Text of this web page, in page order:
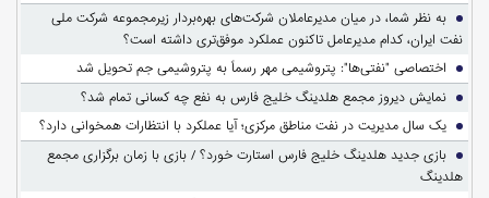
به نظر شما، در میان مدیرعاملان شرکت‌های بهره‌بردار زیرمجموعه شرکت ملی
نفت ایران، کدام مدیرعامل تاکنون عملکرد موفق‌تری داشته است؟
اختصاصی "نفتی‌ها": پتروشیمی مهر رسماً به پتروشیمی جم تحویل شد
نمایش دیروز مجمع هلدینگ خلیج فارس به نفع چه کسانی تمام شد؟
یک سال مدیریت در نفت مناطق مرکزی؛ آیا عملکرد با انتظارات همخوانی دارد؟
بازی جدید هلدینگ خلیج فارس استارت خورد؟ / بازی با زمان برگزاری مجمع
هلدینگ